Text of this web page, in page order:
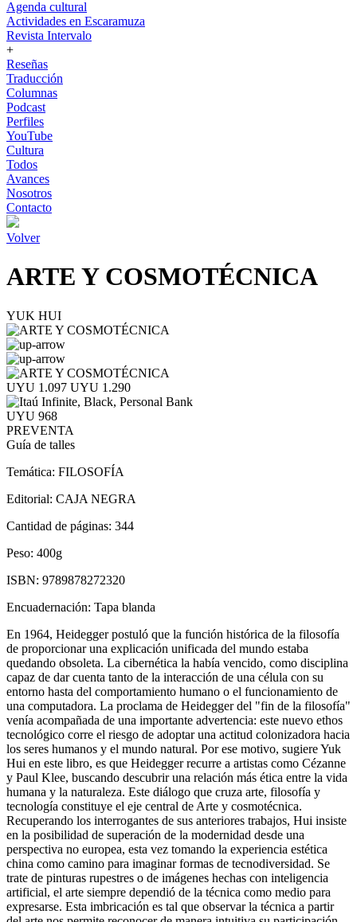
Agenda cultural
Actividades en Escaramuza
Revista Intervalo
+
Reseñas
Traducción
Columnas
Podcast
Perfiles
YouTube
Cultura
Todos
Avances
Nosotros
Contacto
Volver
ARTE Y COSMOTÉCNICA
YUK HUI
UYU 1.097 UYU 1.290
UYU 968
PREVENTA
Guía de talles
Temática: FILOSOFÍA
Editorial: CAJA NEGRA
Cantidad de páginas: 344
Peso: 400g
ISBN: 9789878272320
Encuadernación: Tapa blanda
En 1964, Heidegger postuló que la función histórica de la filosofía
de proporcionar una explicación unificada del mundo estaba
quedando obsoleta. La cibernética la había vencido, como disciplina
capaz de dar cuenta tanto de la interacción de una célula con su
entorno hasta del comportamiento humano o el funcionamiento de
una computadora. La proclama de Heidegger del "fin de la filosofía"
venía acompañada de una importante advertencia: este nuevo ethos
tecnológico corre el riesgo de adoptar una actitud colonizadora hacia
los seres humanos y el mundo natural. Por ese motivo, sugiere Yuk
Hui en este libro, es que Heidegger recurre a artistas como Cézanne
y Paul Klee, buscando descubrir una relación más ética entre la vida
humana y la naturaleza. Este diálogo que cruza arte, filosofía y
tecnología constituye el eje central de Arte y cosmotécnica.
Recuperando los interrogantes de sus anteriores trabajos, Hui insiste
en la posibilidad de superación de la modernidad desde una
perspectiva no europea, esta vez tomando la experiencia estética
china como camino para imaginar formas de tecnodiversidad. Se
trate de pinturas rupestres o de imágenes hechas con inteligencia
artificial, el arte siempre dependió de la técnica como medio para
expresarse. Esta imbricación es tal que observar la técnica a partir